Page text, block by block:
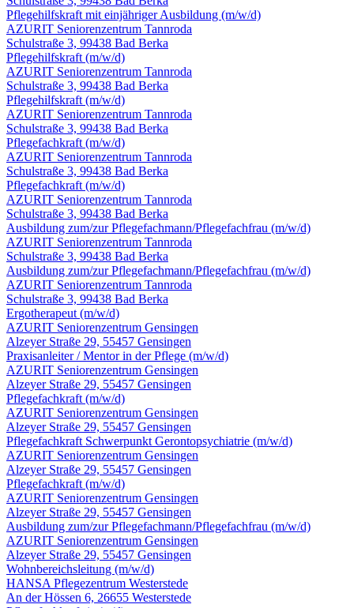
Pflegehilfskraft mit einjähriger Ausbildung (m/w/d)
AZURIT Seniorenzentrum Tannroda
Schulstraße 3, 99438 Bad Berka
Pflegehilfskraft (m/w/d)
AZURIT Seniorenzentrum Tannroda
Schulstraße 3, 99438 Bad Berka
Pflegehilfskraft (m/w/d)
AZURIT Seniorenzentrum Tannroda
Schulstraße 3, 99438 Bad Berka
Pflegefachkraft (m/w/d)
AZURIT Seniorenzentrum Tannroda
Schulstraße 3, 99438 Bad Berka
Pflegefachkraft (m/w/d)
AZURIT Seniorenzentrum Tannroda
Schulstraße 3, 99438 Bad Berka
Ausbildung zum/zur Pflegefachmann/Pflegefachfrau (m/w/d)
AZURIT Seniorenzentrum Tannroda
Schulstraße 3, 99438 Bad Berka
Ausbildung zum/zur Pflegefachmann/Pflegefachfrau (m/w/d)
AZURIT Seniorenzentrum Tannroda
Schulstraße 3, 99438 Bad Berka
Ergotherapeut (m/w/d)
AZURIT Seniorenzentrum Gensingen
Alzeyer Straße 29, 55457 Gensingen
Praxisanleiter / Mentor in der Pflege (m/w/d)
AZURIT Seniorenzentrum Gensingen
Alzeyer Straße 29, 55457 Gensingen
Pflegefachkraft (m/w/d)
AZURIT Seniorenzentrum Gensingen
Alzeyer Straße 29, 55457 Gensingen
Pflegefachkraft Schwerpunkt Gerontopsychiatrie (m/w/d)
AZURIT Seniorenzentrum Gensingen
Alzeyer Straße 29, 55457 Gensingen
Pflegefachkraft (m/w/d)
AZURIT Seniorenzentrum Gensingen
Alzeyer Straße 29, 55457 Gensingen
Ausbildung zum/zur Pflegefachmann/Pflegefachfrau (m/w/d)
AZURIT Seniorenzentrum Gensingen
Alzeyer Straße 29, 55457 Gensingen
Wohnbereichsleitung (m/w/d)
HANSA Pflegezentrum Westerstede
An der Hössen 6, 26655 Westerstede